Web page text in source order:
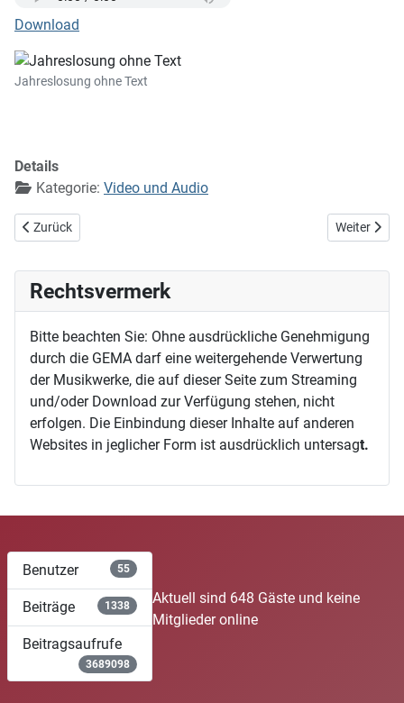
Download
Jahreslosung ohne Text
Details
Kategorie: Video und Audio
Vorheriger Beitrag: Ist Gott für mich, so trete (EG 351) (2)
Zurück Nächster
Weiter
Rechtsvermerk
Bitte beachten Sie: Ohne ausdrückliche Genehmigung
durch die GEMA darf eine weitergehende Verwertung
der Musikwerke, die auf dieser Seite zum Streaming
und/oder Download zur Verfügung stehen, nicht
erfolgen. Die Einbindung dieser Inhalte auf anderen
Websites in jeglicher Form ist ausdrücklich untersagt.
Benutzer 55
Beiträge 1338
Beitragsaufrufe
3689098
Aktuell sind 648 Gäste und keine
Mitglieder online